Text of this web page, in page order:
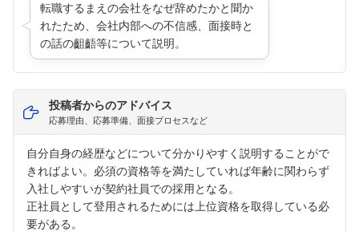
転職するまえの会社をなぜ辞めたかと聞か
れたため、会社内部への不信感、面接時と
の話の齟齬等について説明。
投稿者からのアドバイス
応募理由、応募準備、面接プロセスなど
自分自身の経歴などについて分かりやすく説明することがで
きればよい。必須の資格等を満たしていれば年齢に関わらず
入社しやすいが契約社員での採用となる。
正社員として登用されるためには上位資格を取得している必
要がある。